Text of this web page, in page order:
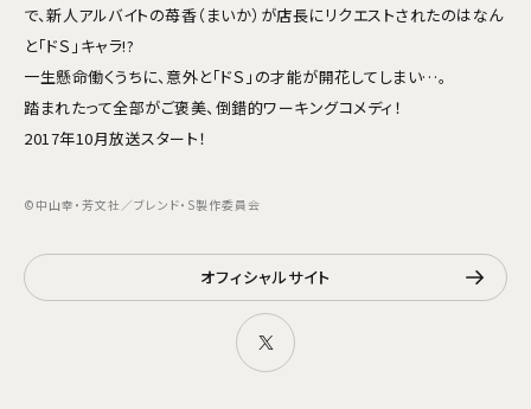
で、新人アルバイトの苺香（まいか）が店長にリクエストされたのはなん
と「ドＳ」キャラ!?
一生懸命働くうちに、意外と「ドＳ」の才能が開花してしまい…。
踏まれたって全部がご褒美、倒錯的ワーキングコメディ！
2017年10月放送スタート！
©中山幸・芳文社／ブレンド・S製作委員会
オフィシャルサイト